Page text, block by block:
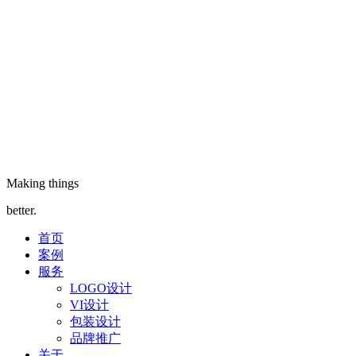
Making things
better.
首页
案例
服务
LOGO设计
VI设计
包装设计
品牌推广